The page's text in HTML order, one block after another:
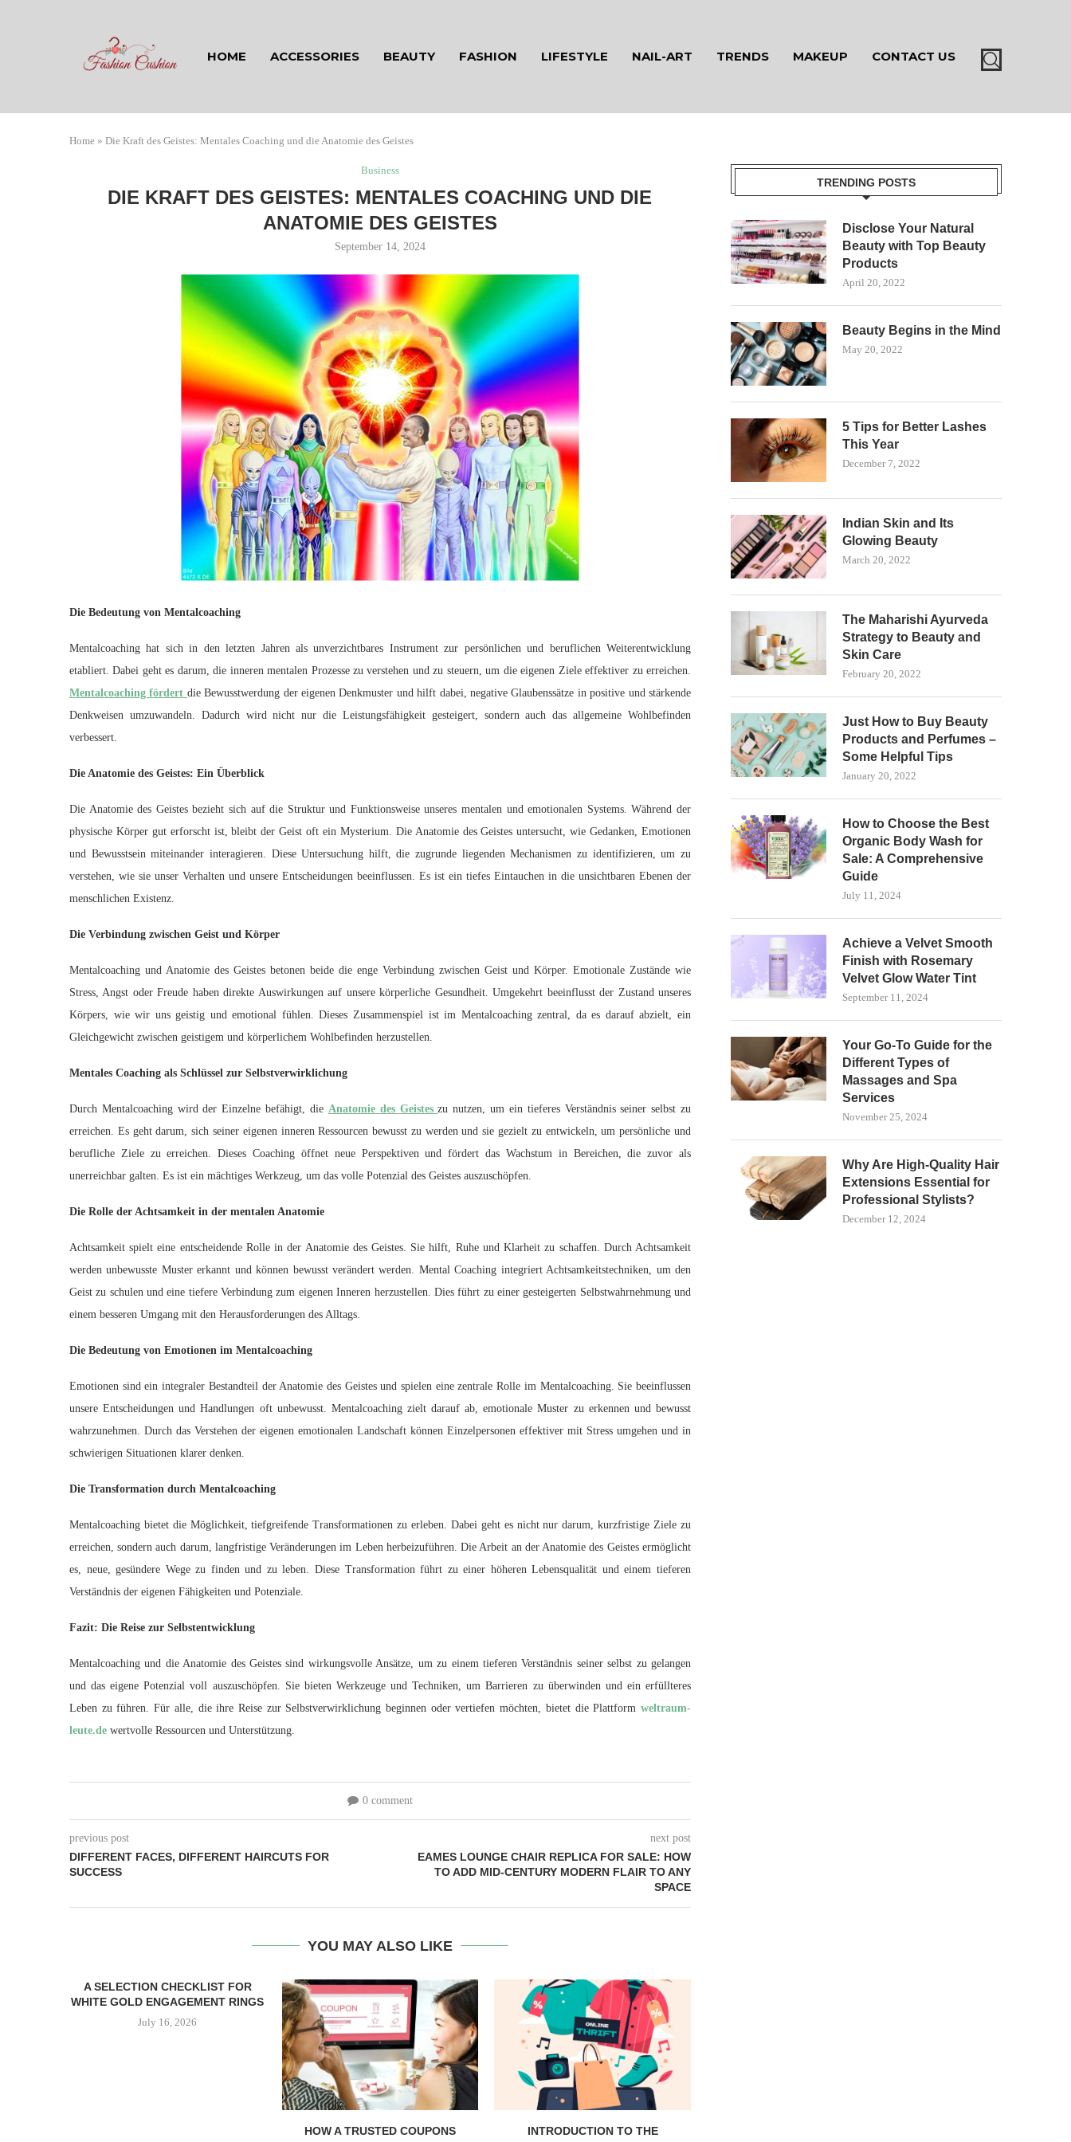
HOME ACCESSORIES BEAUTY FASHION LIFESTYLE NAIL-ART TRENDS MAKEUP CONTACT US
Home » Die Kraft des Geistes: Mentales Coaching und die Anatomie des Geistes
Business
DIE KRAFT DES GEISTES: MENTALES COACHING UND DIE
ANATOMIE DES GEISTES
September 14, 2024
Die Bedeutung von Mentalcoaching
Mentalcoaching hat sich in den letzten Jahren als unverzichtbares Instrument zur persönlichen und beruflichen Weiterentwicklung
etabliert. Dabei geht es darum, die inneren mentalen Prozesse zu verstehen und zu steuern, um die eigenen Ziele effektiver zu erreichen.
Mentalcoachingfördert die Bewusstwerdung der eigenen Denkmuster und hilft dabei, negative Glaubenssätze in positive und stärkende
Denkweisen umzuwandeln. Dadurch wird nicht nur die Leistungsfähigkeit gesteigert, sondern auch das allgemeine Wohlbefinden
verbessert.
Die Anatomie des Geistes: Ein Überblick
Die Anatomie des Geistes bezieht sich auf die Struktur und Funktionsweise unseres mentalen und emotionalen Systems. Während der
physische Körper gut erforscht ist, bleibt der Geist oft ein Mysterium. Die Anatomie des Geistes untersucht, wie Gedanken, Emotionen
und Bewusstsein miteinander interagieren. Diese Untersuchung hilft, die zugrunde liegenden Mechanismen zu identifizieren, um zu
verstehen, wie sie unser Verhalten und unsere Entscheidungen beeinflussen. Es ist ein tiefes Eintauchen in die unsichtbaren Ebenen der
menschlichen Existenz.
Die Verbindung zwischen Geist und Körper
Mentalcoaching und Anatomie des Geistes betonen beide die enge Verbindung zwischen Geist und Körper. Emotionale Zustände wie
Stress, Angst oder Freude haben direkte Auswirkungen auf unsere körperliche Gesundheit. Umgekehrt beeinflusst der Zustand unseres
Körpers, wie wir uns geistig und emotional fühlen. Dieses Zusammenspiel ist im Mentalcoaching zentral, da es darauf abzielt, ein
Gleichgewicht zwischen geistigem und körperlichem Wohlbefinden herzustellen.
Mentales Coaching als Schlüssel zur Selbstverwirklichung
Durch Mentalcoaching wird der Einzelne befähigt, die Anatomie des Geisteszu nutzen, um ein tieferes Verständnis seiner selbst zu
erreichen. Es geht darum, sich seiner eigenen inneren Ressourcen bewusst zu werden und sie gezielt zu entwickeln, um persönliche und
berufliche Ziele zu erreichen. Dieses Coaching öffnet neue Perspektiven und fördert das Wachstum in Bereichen, die zuvor als
unerreichbar galten. Es ist ein mächtiges Werkzeug, um das volle Potenzial des Geistes auszuschöpfen.
Die Rolle der Achtsamkeit in der mentalen Anatomie
Achtsamkeit spielt eine entscheidende Rolle in der Anatomie des Geistes. Sie hilft, Ruhe und Klarheit zu schaffen. Durch Achtsamkeit
werden unbewusste Muster erkannt und können bewusst verändert werden. Mental Coaching integriert Achtsamkeitstechniken, um den
Geist zu schulen und eine tiefere Verbindung zum eigenen Inneren herzustellen. Dies führt zu einer gesteigerten Selbstwahrnehmung und
einem besseren Umgang mit den Herausforderungen des Alltags.
Die Bedeutung von Emotionen im Mentalcoaching
Emotionen sind ein integraler Bestandteil der Anatomie des Geistes und spielen eine zentrale Rolle im Mentalcoaching. Sie beeinflussen
unsere Entscheidungen und Handlungen oft unbewusst. Mentalcoaching zielt darauf ab, emotionale Muster zu erkennen und bewusst
wahrzunehmen. Durch das Verstehen der eigenen emotionalen Landschaft können Einzelpersonen effektiver mit Stress umgehen und in
schwierigen Situationen klarer denken.
Die Transformation durch Mentalcoaching
Mentalcoaching bietet die Möglichkeit, tiefgreifende Transformationen zu erleben. Dabei geht es nicht nur darum, kurzfristige Ziele zu
erreichen, sondern auch darum, langfristige Veränderungen im Leben herbeizuführen. Die Arbeit an der Anatomie des Geistes ermöglicht
es, neue, gesündere Wege zu finden und zu leben. Diese Transformation führt zu einer höheren Lebensqualität und einem tieferen
Verständnis der eigenen Fähigkeiten und Potenziale.
Fazit: Die Reise zur Selbstentwicklung
Mentalcoaching und die Anatomie des Geistes sind wirkungsvolle Ansätze, um zu einem tieferen Verständnis seiner selbst zu gelangen
und das eigene Potenzial voll auszuschöpfen. Sie bieten Werkzeuge und Techniken, um Barrieren zu überwinden und ein erfüllteres
Leben zu führen. Für alle, die ihre Reise zur Selbstverwirklichung beginnen oder vertiefen möchten, bietet die Plattform weltraum-
leute.de wertvolle Ressourcen und Unterstützung.
0 comment
previous post
DIFFERENT FACES, DIFFERENT HAIRCUTS FOR
SUCCESS
next post
EAMES LOUNGE CHAIR REPLICA FOR SALE: HOW
TO ADD MID-CENTURY MODERN FLAIR TO ANY
SPACE
YOU MAY ALSO LIKE
A SELECTION CHECKLIST FOR
WHITE GOLD ENGAGEMENT RINGS
July 16, 2026
HOW A TRUSTED COUPONS
INTRODUCTION TO THE
TRENDING POSTS
Disclose Your Natural
Beauty with Top Beauty
Products
April 20, 2022
Beauty Begins in the Mind
May 20, 2022
5 Tips for Better Lashes
This Year
December 7, 2022
Indian Skin and Its
Glowing Beauty
March 20, 2022
The Maharishi Ayurveda
Strategy to Beauty and
Skin Care
February 20, 2022
Just How to Buy Beauty
Products and Perfumes –
Some Helpful Tips
January 20, 2022
How to Choose the Best
Organic Body Wash for
Sale: A Comprehensive
Guide
July 11, 2024
Achieve a Velvet Smooth
Finish with Rosemary
Velvet Glow Water Tint
September 11, 2024
Your Go-To Guide for the
Different Types of
Massages and Spa
Services
November 25, 2024
Why Are High-Quality Hair
Extensions Essential for
Professional Stylists?
December 12, 2024